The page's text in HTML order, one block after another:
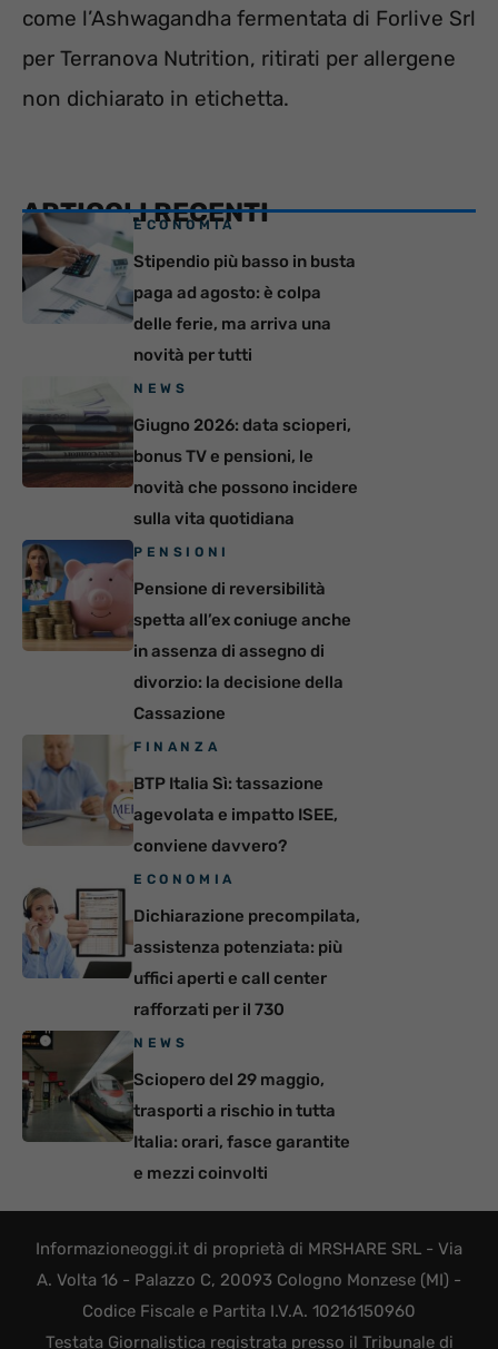
come l’Ashwagandha fermentata di Forlive Srl
per Terranova Nutrition, ritirati per allergene
non dichiarato in etichetta.
ARTICOLI RECENTI
ECONOMIA
Stipendio più basso in busta
paga ad agosto: è colpa
delle ferie, ma arriva una
novità per tutti
NEWS
Giugno 2026: data scioperi,
bonus TV e pensioni, le
novità che possono incidere
sulla vita quotidiana
PENSIONI
Pensione di reversibilità
spetta all’ex coniuge anche
in assenza di assegno di
divorzio: la decisione della
Cassazione
FINANZA
BTP Italia Sì: tassazione
agevolata e impatto ISEE,
conviene davvero?
ECONOMIA
Dichiarazione precompilata,
assistenza potenziata: più
uffici aperti e call center
rafforzati per il 730
NEWS
Sciopero del 29 maggio,
trasporti a rischio in tutta
Italia: orari, fasce garantite
e mezzi coinvolti
Informazioneoggi.it di proprietà di MRSHARE SRL - Via
A. Volta 16 - Palazzo C, 20093 Cologno Monzese (MI) -
Codice Fiscale e Partita I.V.A. 10216150960
Testata Giornalistica registrata presso il Tribunale di